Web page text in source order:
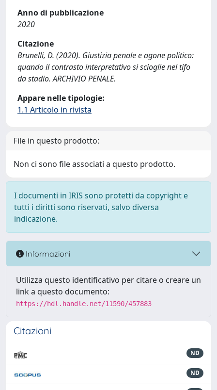
Anno di pubblicazione
2020
Citazione
Brunelli, D. (2020). Giustizia penale e agone politico:
quando il contrasto interpretativo si scioglie nel tifo
da stadio. ARCHIVIO PENALE.
Appare nelle tipologie:
1.1 Articolo in rivista
File in questo prodotto:
Non ci sono file associati a questo prodotto.
I documenti in IRIS sono protetti da copyright e
tutti i diritti sono riservati, salvo diversa
indicazione.
Informazioni
Utilizza questo identificativo per citare o creare un
link a questo documento:
https://hdl.handle.net/11590/457883
Citazioni
ND
ND